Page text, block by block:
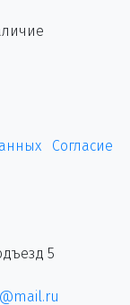
Согласие
5